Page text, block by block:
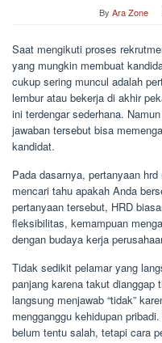
By Ara Zone
Saat mengikuti proses
yang mungkin membuat
cukup sering muncul adalah
lembur atau bekerja di akhir
ini terdengar sederhana.
jawaban tersebut bisa
kandidat.
Pada dasarnya, pertanyaan
mencari tahu apakah Anda
pertanyaan tersebut, HRD
fleksibilitas, kemampuan
dengan budaya kerja
Tidak sedikit pelamar yang
panjang karena takut
langsung menjawab “tidak”
mengganggu kehidupan
belum tentu salah, tetapi cara